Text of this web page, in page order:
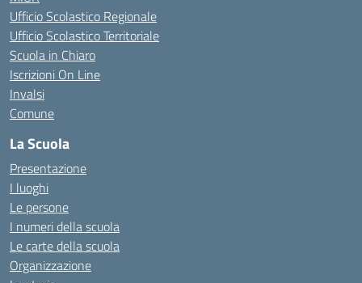
Ufficio Scolastico Regionale
Ufficio Scolastico Territoriale
Scuola in Chiaro
Iscrizioni On Line
Invalsi
Comune
La Scuola
Presentazione
I luoghi
Le persone
I numeri della scuola
Le carte della scuola
Organizzazione